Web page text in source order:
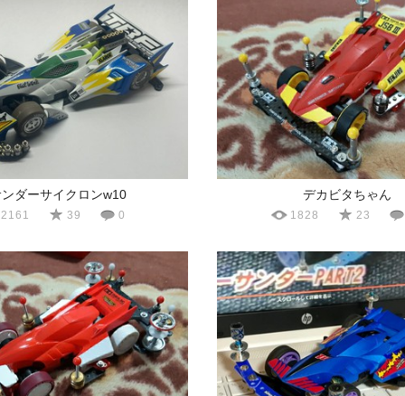
ダーサイクロンw10
2161 39 0
デカビタちゃん
1828 23